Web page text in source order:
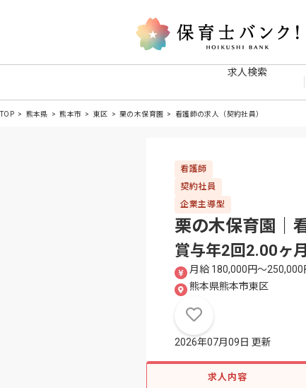
求人検索
TOP 熊本県 熊本市 東区 栗の木保育園 看護師の求人（契約社員）
看護師
契約社員
企業主導型
栗の木保育園｜
賞与年2回2.00ヶ
月給 180,000円〜250,000
熊本県熊本市東区
2026年07月09日 更新
求人内容